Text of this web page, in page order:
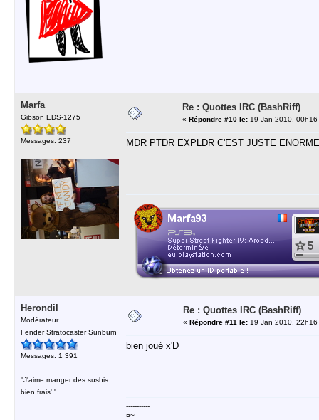
Marfa
Gibson EDS-1275
Messages: 237
Re : Quottes IRC (BashRiff)
« Répondre #10 le: 19 Jan 2010, 00h16
MDR PTDR EXPLDR C'EST JUSTE
Herondil
Modérateur
Fender Stratocaster Sunburn
Messages: 1 391
''J'aime manger des sushis
bien frais'.'
Re : Quottes IRC (BashRiff)
« Répondre #11 le: 19 Jan 2010, 22h16
bien joué x'D
-----------
¤~